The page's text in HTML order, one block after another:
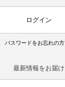
ログイン
パスワードをお忘れの方
最新情報をお届け